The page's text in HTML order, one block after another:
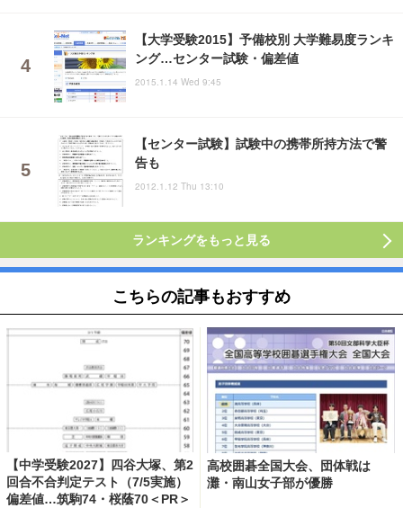
【大学受験2015】予備校別 大学難易度ランキ
ング…センター試験・偏差値
2015.1.14 Wed 9:45
【センター試験】試験中の携帯所持方法で警
告も
2012.1.12 Thu 13:10
ランキングをもっと見る
こちらの記事もおすすめ
【中学受験2027】四谷大塚、第2
回合不合判定テスト（7/5実施）
偏差値…筑駒74・桜蔭70＜PR＞
高校囲碁全国大会、団体戦は
灘・南山女子部が優勝